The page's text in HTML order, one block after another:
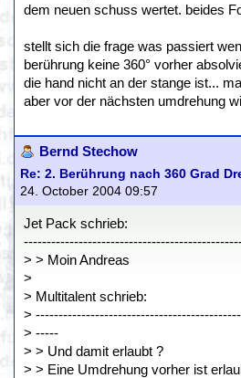
dem neuen schuss wertet. beides
stellt sich die frage was passiert
berührung keine 360° vorher
die hand nicht an der stange ist...
aber vor der nächsten umdrehung
Bernd Stechow
Re: 2. Berührung nach 360 Grad
24. October 2004 09:57
Jet Pack schrieb:
> > Moin Andreas
>
> Multitalent schrieb:
>
> -----
> > Und damit erlaubt ?
> > Eine Umdrehung vorher ist